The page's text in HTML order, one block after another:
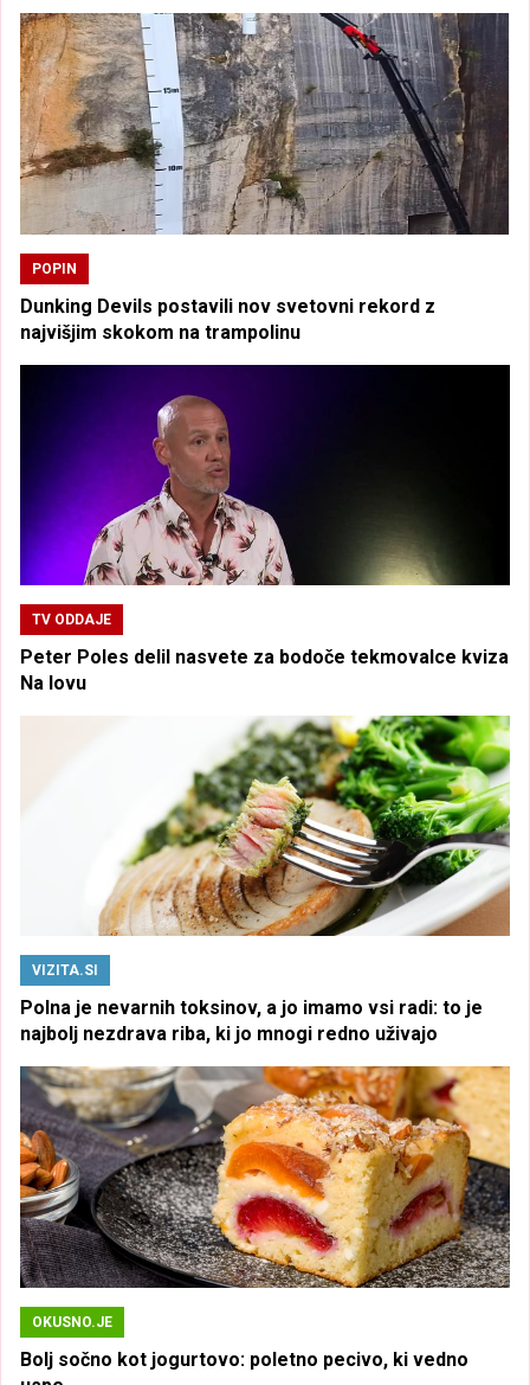
POPIN
Dunking Devils postavili nov svetovni rekord z
najvišjim skokom na trampolinu
TV ODDAJE
Peter Poles delil nasvete za bodoče tekmovalce kviza
Na lovu
VIZITA.SI
Polna je nevarnih toksinov, a jo imamo vsi radi: to je
najbolj nezdrava riba, ki jo mnogi redno uživajo
OKUSNO.JE
Bolj sočno kot jogurtovo: poletno pecivo, ki vedno